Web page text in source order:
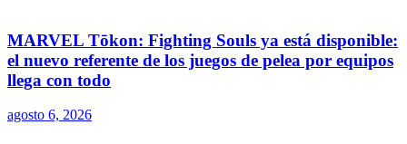
MARVEL Tōkon: Fighting Souls ya está disponible:
el nuevo referente de los juegos de pelea por equipos
llega con todo
agosto 6, 2026